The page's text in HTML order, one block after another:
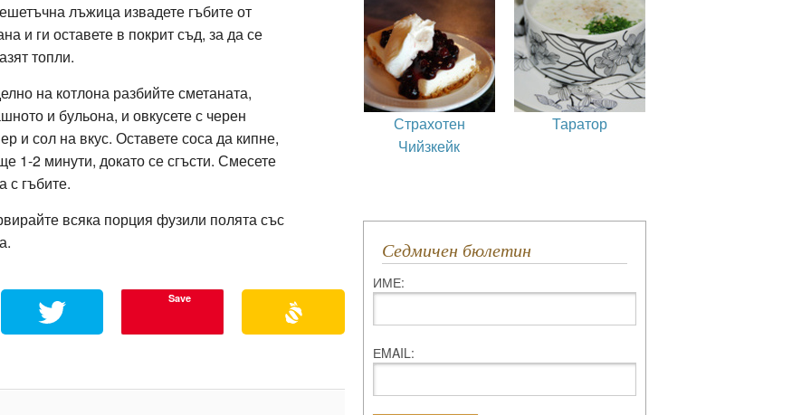
лъжица извадете гъбите от
и ги оставете в покрит съд, за да се
топли.
на котлона разбийте сметаната,
и бульона, и овкусете с черен
и сол на вкус. Оставете соса да кипне,
1-2 минути, докато се сгъсти. Смесете
с гъбите.
всяка порция фузили полята със
Save
Страхотен
Чийзкейк
Таратор
Седмичен бюлетин
ИМЕ:
ЕMAIL: